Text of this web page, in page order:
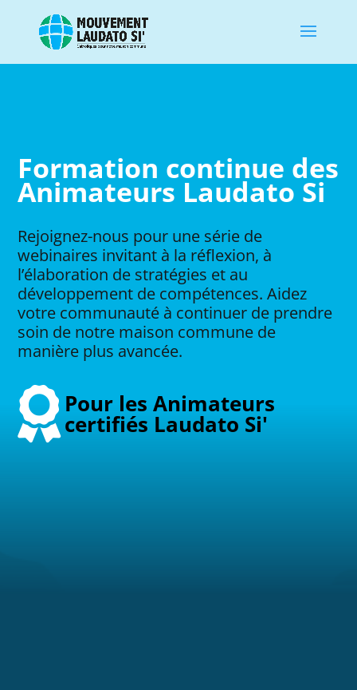
Formation continue des
Animateurs Laudato Si
Rejoignez-nous pour une série de
webinaires invitant à la réflexion, à
l’élaboration de stratégies et au
développement de compétences. Aidez
votre communauté à continuer de prendre
soin de notre maison commune de
manière plus avancée.
 Pour les Animateurs
certifiés Laudato Si'